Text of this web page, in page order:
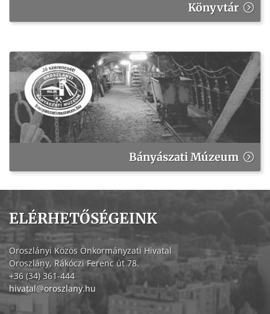
Könyvtár
Bányászati Múzeum
ELÉRHETŐSÉGEINK
Oroszlányi Közös Önkormányzati Hivatal
Oroszlány, Rákóczi Ferenc út 78.
+36 (34) 361-444
hivatal@oroszlany.hu